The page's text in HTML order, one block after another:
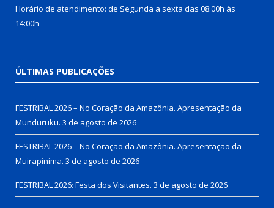
Horário de atendimento: de Segunda a sexta das 08:00h às
14:00h
ÚLTIMAS PUBLICAÇÕES
FESTRIBAL 2026 – No Coração da Amazônia. Apresentação da
Munduruku. 3 de agosto de 2026
FESTRIBAL 2026 – No Coração da Amazônia. Apresentação da
Muirapinima. 3 de agosto de 2026
FESTRIBAL 2026: Festa dos Visitantes. 3 de agosto de 2026